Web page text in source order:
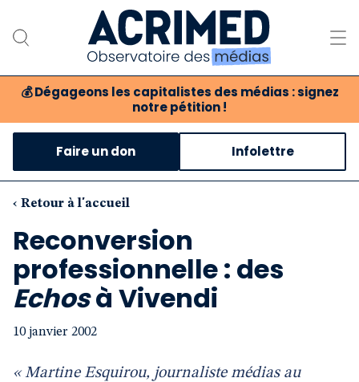
💰 Dégageons les capitalistes des médias : signez
notre pétition !
Notre association
Notre critique des médias
Nos propositions
Notre revue
Boutique
Faire un don Infolettre
‹ Retour à l'accueil
Reconversion
professionnelle : des
Echosà Vivendi
10 janvier 2002
« Martine Esquirou, journaliste médias au